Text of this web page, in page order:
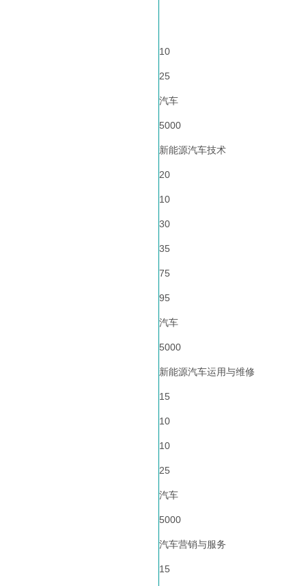
10
25
汽车
5000
新能源汽车技术
20
10
30
35
75
95
汽车
5000
新能源汽车运用与维修
15
10
10
25
汽车
5000
汽车营销与服务
15